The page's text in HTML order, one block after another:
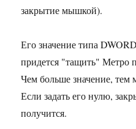
закрытие мышкой).
Его значение типа
придется "тащить" Метро
Чем больше значение,
Если задать его нулю,
получится.